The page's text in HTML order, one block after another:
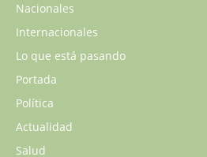
Nacionales
Internacionales
Lo que está pasando
Portada
Política
Actualidad
Salud